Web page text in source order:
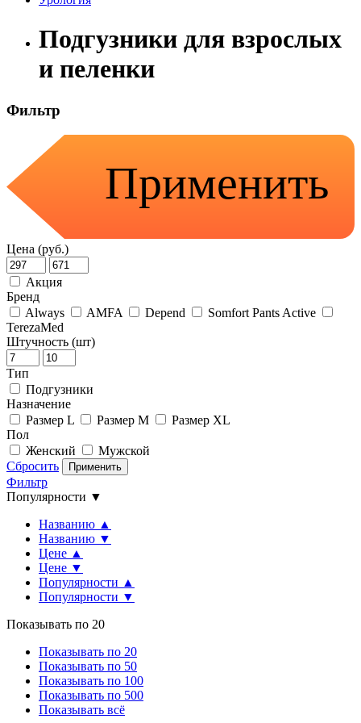
Подгузники для взрослых
и пеленки
Фильтр
Применить
Цена (руб.)
Акция
Бренд
Always
AMFA Depend
Somfort Pants Active
TerezaMed
Штучность (шт)
Тип
Подгузники
Назначение
Размер L
Размер M
Размер XL
Пол
Женский
Мужской
Сбросить
Применить
Фильтр
Популярности ▼
Названию ▲
Названию ▼
Цене ▲
Цене ▼
Популярности ▲
Популярности ▼
Показывать по 20
Показывать по 20
Показывать по 50
Показывать по 100
Показывать по 500
Показывать всё